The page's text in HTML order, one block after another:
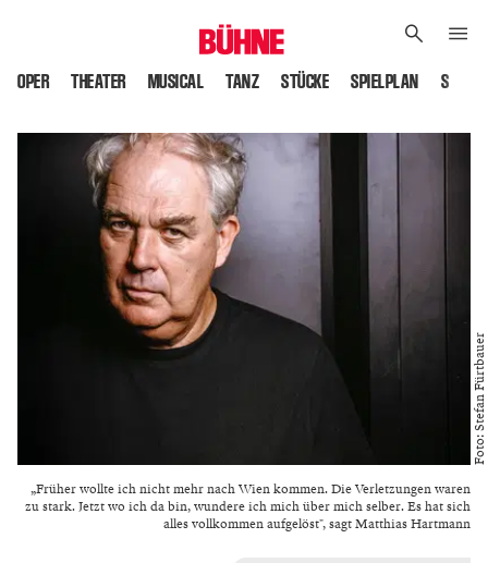
OPER THEATER MUSICAL TANZ STÜCKE SPIELPLAN
„Früher wollte ich nicht mehr nach Wien kommen. Die Verletzungen waren
zu stark. Jetzt wo ich da bin, wundere ich mich über mich selber. Es hat sich
alles vollkommen aufgelöst", sagt Matthias Hartmann
Foto: Stefan Fürtbauer